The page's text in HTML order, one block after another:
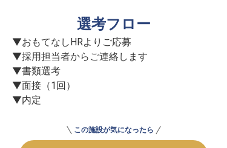
選考フロー
▼おもてなしHRよりご応募
▼採用担当者からご連絡します
▼書類選考
▼面接（1回）
▼内定
この施設が気になったら